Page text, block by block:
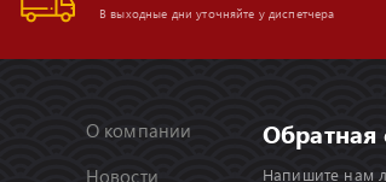
В выходные дни уточняйте у диспетчера
О компании
Новости
Обратная
Напишите нам